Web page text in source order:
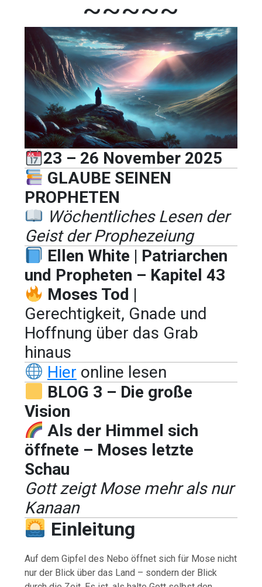
~~~~~
23 – 26 November 2025
GLAUBE SEINEN
PROPHETEN
Wöchentliches Lesen der
Geist der Prophezeiung
Ellen White | Patriarchen
und Propheten – Kapitel 43
Moses Tod |
Gerechtigkeit, Gnade und
Hoffnung über das Grab
hinaus
Hier online lesen
BLOG 3 – Die große
Vision
Als der Himmel sich
öffnete – Moses letzte
Schau
Gott zeigt Mose mehr als nur
Kanaan
Einleitung
Auf dem Gipfel des Nebo öffnet sich für Mose nicht
nur der Blick über das Land – sondern der Blick